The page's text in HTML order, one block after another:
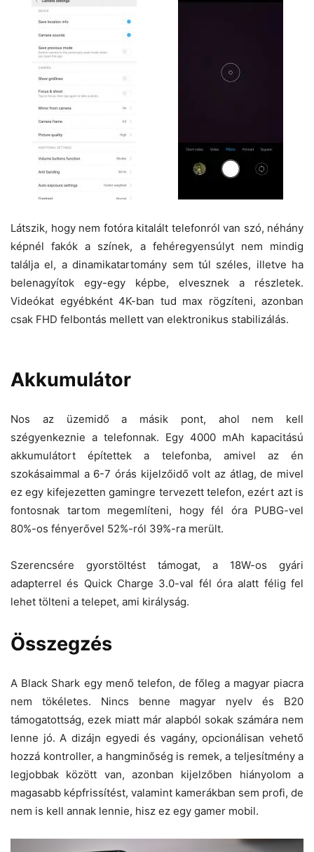
Látszik, hogy nem fotóra kitalált telefonról van szó, néhány
képnél fakók a színek, a fehéregyensúlyt nem mindig
találja el, a dinamikatartomány sem túl széles, illetve ha
belenagyítok egy-egy képbe, elvesznek a részletek.
Videókat egyébként 4K-ban tud max rögzíteni, azonban
csak FHD felbontás mellett van elektronikus stabilizálás.
Akkumulátor
Nos az üzemidő a másik pont, ahol nem kell
szégyenkeznie a telefonnak. Egy 4000 mAh kapacitású
akkumulátort építettek a telefonba, amivel az én
szokásaimmal a 6-7 órás kijelzőidő volt az átlag, de mivel
ez egy kifejezetten gamingre tervezett telefon, ezért azt is
fontosnak tartom megemlíteni, hogy fél óra PUBG-vel
80%-os fényerővel 52%-ról 39%-ra merült.
Szerencsére gyorstöltést támogat, a 18W-os gyári
adapterrel és Quick Charge 3.0-val fél óra alatt félig fel
lehet tölteni a telepet, ami királyság.
Összegzés
A Black Shark egy menő telefon, de főleg a magyar piacra
nem tökéletes. Nincs benne magyar nyelv és B20
támogatottság, ezek miatt már alapból sokak számára nem
lenne jó. A dizájn egyedi és vagány, opcionálisan vehető
hozzá kontroller, a hangminőség is remek, a teljesítmény a
legjobbak között van, azonban kijelzőben hiányolom a
magasabb képfrissítést, valamint kamerákban sem profi, de
nem is kell annak lennie, hisz ez egy gamer mobil.